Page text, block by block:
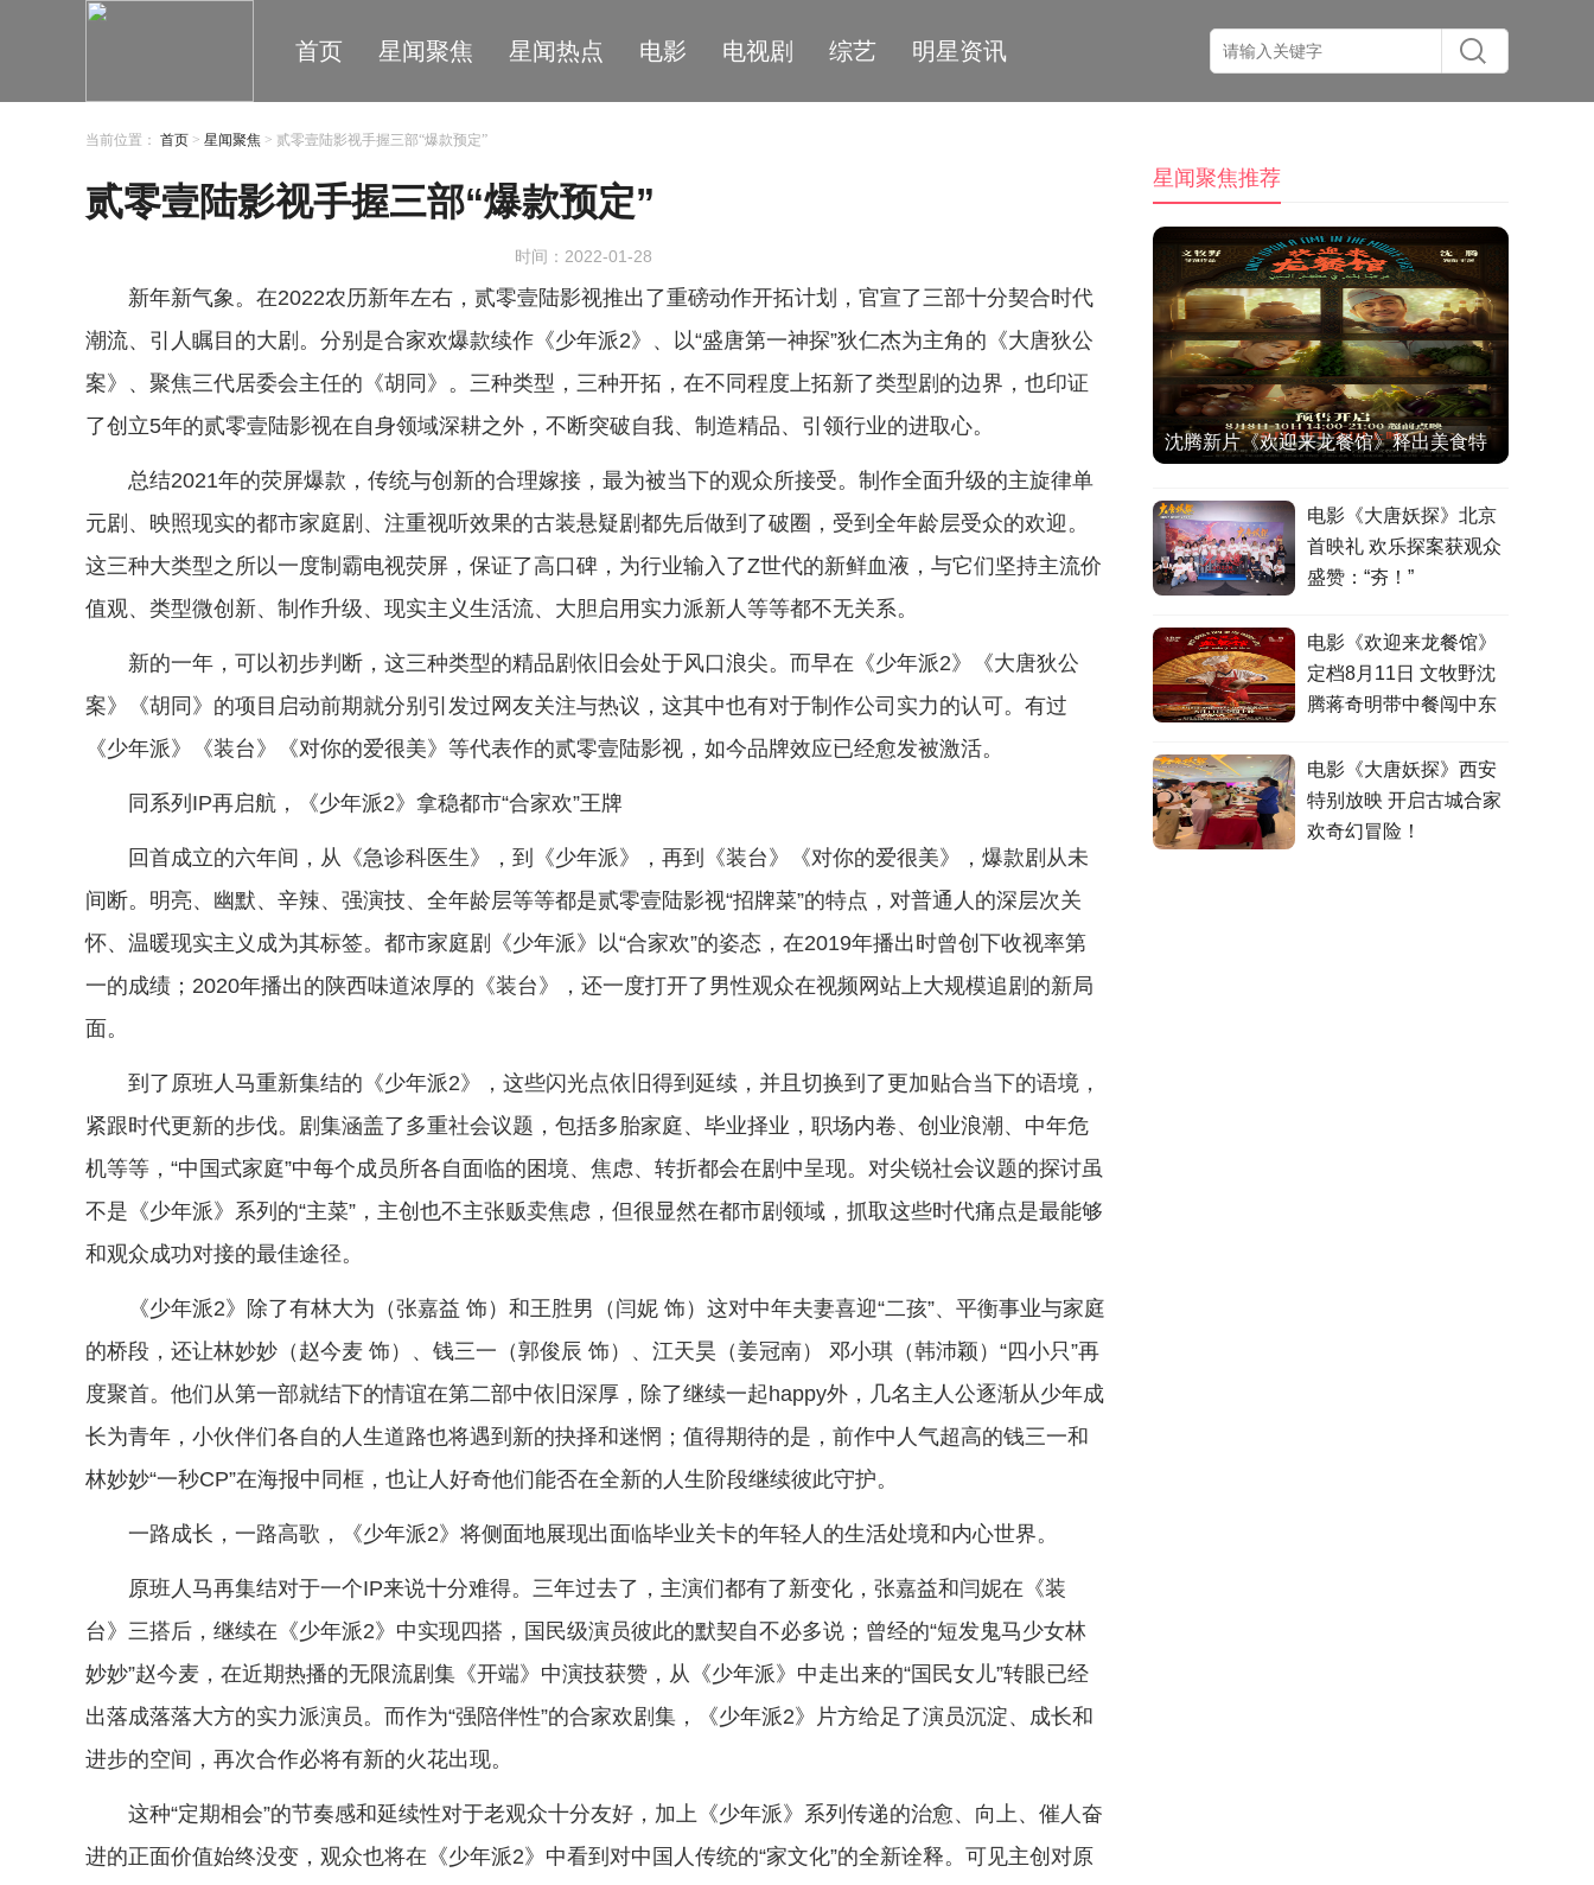
首页 星闻聚焦 星闻热点 电影 电视剧 综艺 明星资讯
当前位置： 首页 > 星闻聚焦 > 贰零壹陆影视手握三部“爆款预定”
贰零壹陆影视手握三部“爆款预定”
时间：2022-01-28
新年新气象。在2022农历新年左右，贰零壹陆影视推出了重磅动作开拓计划，官宣了三部十分契合时代
潮流、引人瞩目的大剧。分别是合家欢爆款续作《少年派2》、以“盛唐第一神探”狄仁杰为主角的《大唐狄公
案》、聚焦三代居委会主任的《胡同》。三种类型，三种开拓，在不同程度上拓新了类型剧的边界，也印证
了创立5年的贰零壹陆影视在自身领域深耕之外，不断突破自我、制造精品、引领行业的进取心。
总结2021年的荧屏爆款，传统与创新的合理嫁接，最为被当下的观众所接受。制作全面升级的主旋律单
元剧、映照现实的都市家庭剧、注重视听效果的古装悬疑剧都先后做到了破圈，受到全年龄层受众的欢迎。
这三种大类型之所以一度制霸电视荧屏，保证了高口碑，为行业输入了Z世代的新鲜血液，与它们坚持主流价
值观、类型微创新、制作升级、现实主义生活流、大胆启用实力派新人等等都不无关系。
新的一年，可以初步判断，这三种类型的精品剧依旧会处于风口浪尖。而早在《少年派2》《大唐狄公
案》《胡同》的项目启动前期就分别引发过网友关注与热议，这其中也有对于制作公司实力的认可。有过
《少年派》《装台》《对你的爱很美》等代表作的贰零壹陆影视，如今品牌效应已经愈发被激活。
同系列IP再启航，《少年派2》拿稳都市“合家欢”王牌
回首成立的六年间，从《急诊科医生》，到《少年派》，再到《装台》《对你的爱很美》，爆款剧从未
间断。明亮、幽默、辛辣、强演技、全年龄层等等都是贰零壹陆影视“招牌菜”的特点，对普通人的深层次关
怀、温暖现实主义成为其标签。都市家庭剧《少年派》以“合家欢”的姿态，在2019年播出时曾创下收视率第
一的成绩；2020年播出的陕西味道浓厚的《装台》，还一度打开了男性观众在视频网站上大规模追剧的新局
面。
到了原班人马重新集结的《少年派2》，这些闪光点依旧得到延续，并且切换到了更加贴合当下的语境，
紧跟时代更新的步伐。剧集涵盖了多重社会议题，包括多胎家庭、毕业择业，职场内卷、创业浪潮、中年危
机等等，“中国式家庭”中每个成员所各自面临的困境、焦虑、转折都会在剧中呈现。对尖锐社会议题的探讨虽
不是《少年派》系列的“主菜”，主创也不主张贩卖焦虑，但很显然在都市剧领域，抓取这些时代痛点是最能够
和观众成功对接的最佳途径。
《少年派2》除了有林大为（张嘉益 饰）和王胜男（闫妮 饰）这对中年夫妻喜迎“二孩”、平衡事业与家庭
的桥段，还让林妙妙（赵今麦 饰）、钱三一（郭俊辰 饰）、江天昊（姜冠南） 邓小琪（韩沛颖）“四小只”再
度聚首。他们从第一部就结下的情谊在第二部中依旧深厚，除了继续一起happy外，几名主人公逐渐从少年成
长为青年，小伙伴们各自的人生道路也将遇到新的抉择和迷惘；值得期待的是，前作中人气超高的钱三一和
林妙妙“一秒CP”在海报中同框，也让人好奇他们能否在全新的人生阶段继续彼此守护。
一路成长，一路高歌，《少年派2》将侧面地展现出面临毕业关卡的年轻人的生活处境和内心世界。
原班人马再集结对于一个IP来说十分难得。三年过去了，主演们都有了新变化，张嘉益和闫妮在《装
台》三搭后，继续在《少年派2》中实现四搭，国民级演员彼此的默契自不必多说；曾经的“短发鬼马少女林
妙妙”赵今麦，在近期热播的无限流剧集《开端》中演技获赞，从《少年派》中走出来的“国民女儿”转眼已经
出落成落落大方的实力派演员。而作为“强陪伴性”的合家欢剧集，《少年派2》片方给足了演员沉淀、成长和
进步的空间，再次合作必将有新的火花出现。
这种“定期相会”的节奏感和延续性对于老观众十分友好，加上《少年派》系列传递的治愈、向上、催人奋
进的正面价值始终没变，观众也将在《少年派2》中看到对中国人传统的“家文化”的全新诠释。可见主创对原
星闻聚焦推荐
沈腾新片《欢迎来龙餐馆》释出美食特
电影《大唐妖探》北京
首映礼 欢乐探案获观众
盛赞：“夯！”
电影《欢迎来龙餐馆》
定档8月11日 文牧野沈
腾蒋奇明带中餐闯中东
电影《大唐妖探》西安
特别放映 开启古城合家
欢奇幻冒险！